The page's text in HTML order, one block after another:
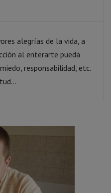
alegrías de la vida, a
al enterarte pueda
responsabilidad, etc.